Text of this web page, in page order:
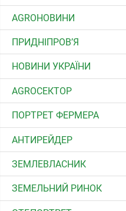
AGROНОВИНИ
ПРИДНІПРОВ’Я
НОВИНИ УКРАЇНИ
АGROСЕКТОР
ПОРТРЕТ ФЕРМЕРА
АНТИРЕЙДЕР
ЗЕМЛЕВЛАСНИК
ЗЕМЕЛЬНИЙ РИНОК